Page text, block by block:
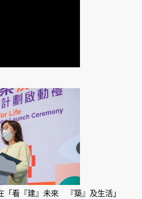
「看『建』未來 『築』及生活」